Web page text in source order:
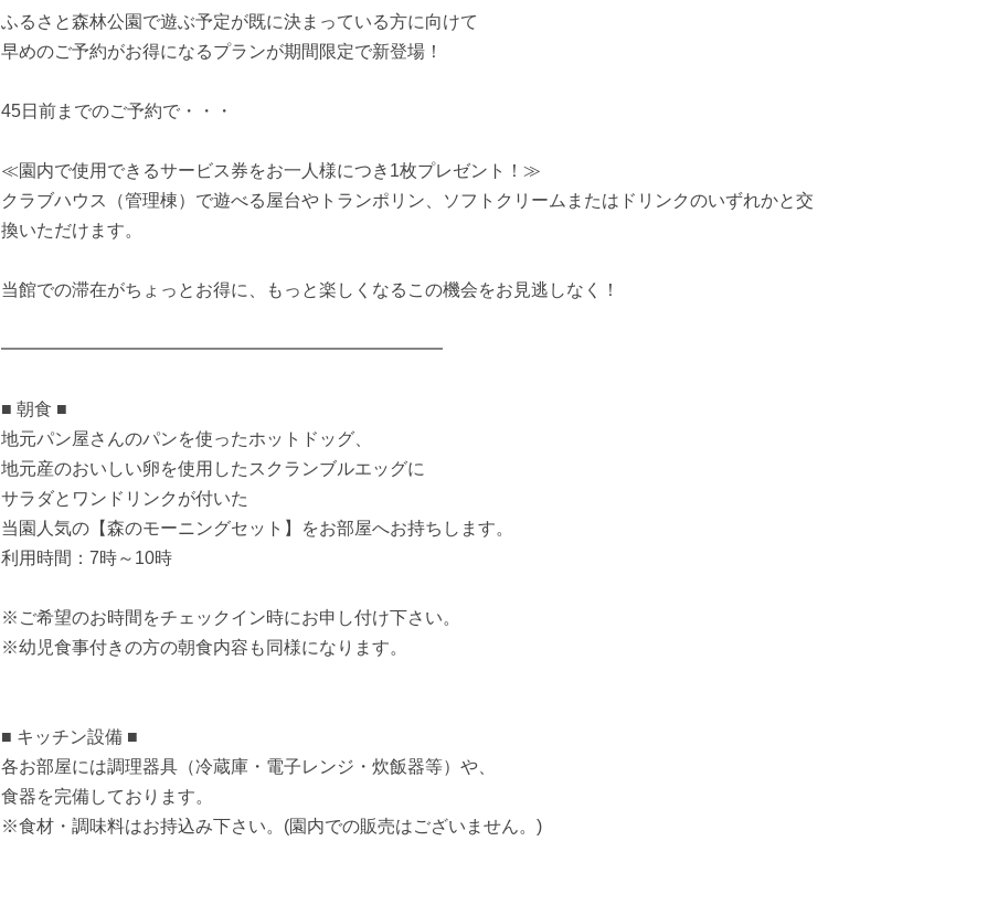
ふるさと森林公園で遊ぶ予定が既に決まっている方に向けて
早めのご予約がお得になるプランが期間限定で新登場！
45日前までのご予約で・・・
≪園内で使用できるサービス券をお一人様につき1枚プレゼント！≫
クラブハウス（管理棟）で遊べる屋台やトランポリン、ソフトクリームまたはドリンクのいずれかと交
換いただけます。
当館での滞在がちょっとお得に、もっと楽しくなるこの機会をお見逃しなく！
━━━━━━━━━━━━━━━━━━━━━━━━━
■ 朝食 ■
地元パン屋さんのパンを使ったホットドッグ、
地元産のおいしい卵を使用したスクランブルエッグに
サラダとワンドリンクが付いた
当園人気の【森のモーニングセット】をお部屋へお持ちします。
利用時間：7時～10時
※ご希望のお時間をチェックイン時にお申し付け下さい。
※幼児食事付きの方の朝食内容も同様になります。
■ キッチン設備 ■
各お部屋には調理器具（冷蔵庫・電子レンジ・炊飯器等）や、
食器を完備しております。
※食材・調味料はお持込み下さい。(園内での販売はございません。)